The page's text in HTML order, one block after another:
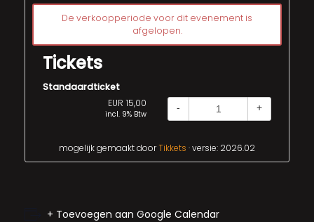
De verkoopperiode voor dit evenement is
afgelopen.
Tickets
Standaardticket
EUR 15,00
incl. 9% Btw
- +
mogelijk gemaakt doorTikkets · versie: 2026.02
+ Toevoegen aan Google Calendar